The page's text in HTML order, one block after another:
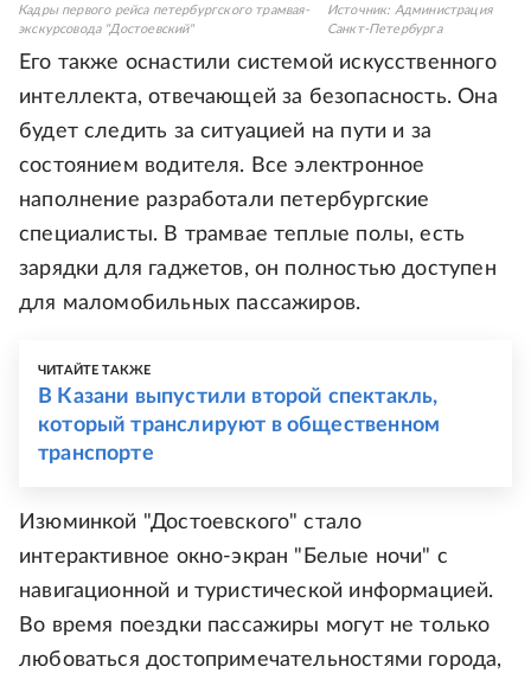
Кадры первого рейса петербургского трамвая-
экскурсовода "Достоевский"
Источник: Администрация
Санкт-Петербурга
Его также оснастили системой искусственного
интеллекта, отвечающей за безопасность. Она
будет следить за ситуацией на пути и за
состоянием водителя. Все электронное
наполнение разработали петербургские
специалисты. В трамвае теплые полы, есть
зарядки для гаджетов, он полностью доступен
для маломобильных пассажиров.
ЧИТАЙТЕ ТАКЖЕ
В Казани выпустили второй спектакль,
который транслируют в общественном
транспорте
Изюминкой "Достоевского" стало
интерактивное окно-экран "Белые ночи" с
навигационной и туристической информацией.
Во время поездки пассажиры могут не только
любоваться достопримечательностями города,